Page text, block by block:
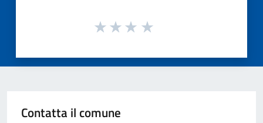
Contatta il comune